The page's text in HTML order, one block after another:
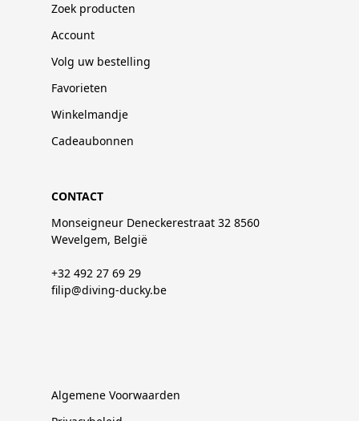
Zoek producten
Account
Volg uw bestelling
Favorieten
Winkelmandje
Cadeaubonnen
CONTACT
Monseigneur Deneckerestraat 32 8560
Wevelgem, België
+32 492 27 69 29
filip@diving-ducky.be
Algemene Voorwaarden